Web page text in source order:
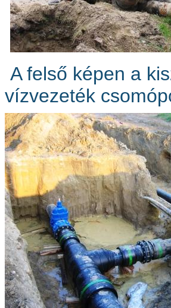
A felső képen a
vízvezeték